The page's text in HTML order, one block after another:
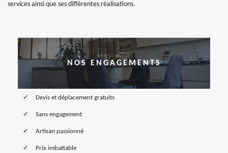
services ainsi que ses différentes réalisations.
NOS ENGAGEMENTS
Devis et déplacement gratuits
Sans engagement
Artisan passionné
Prix imbattable